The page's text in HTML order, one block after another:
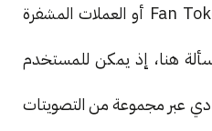
تسجيل حسابه، شراء الـ Fan Tokens أو العملات المشفرة
هنا، إذ يمكن للمستخدم
عبر مجموعة من التصويتات